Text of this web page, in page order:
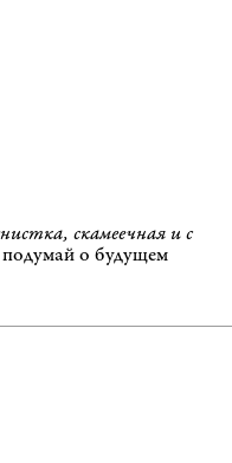
скамеечная и с
о будущем